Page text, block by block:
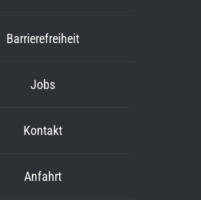
Barrierefreiheit
Jobs
Kontakt
Anfahrt